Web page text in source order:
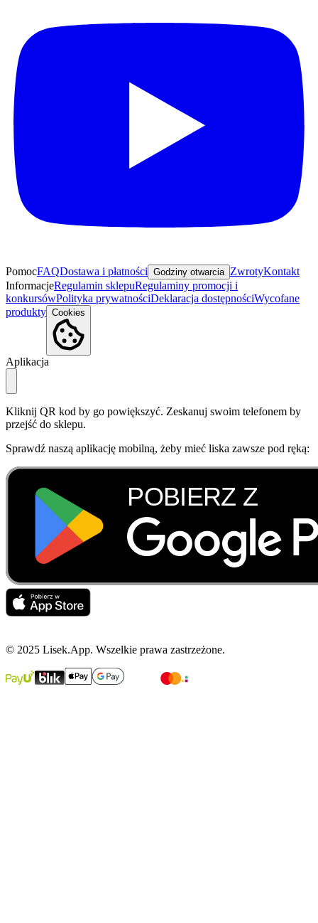
PomocFAQDostawa i płatności Godziny otwarcia ZwrotyKontakt
InformacjeRegulamin sklepuRegulaminy promocji i
konkursówPolityka prywatnościDeklaracja dostępnościWycofane
produkty Cookies
Aplikacja
Kliknij QR kod by go powiększyć. Zeskanuj swoim telefonem by
przejść do sklepu.
Sprawdź naszą aplikację mobilną, żeby mieć liska zawsze pod ręką:
© 2025 Lisek.App. Wszelkie prawa zastrzeżone.